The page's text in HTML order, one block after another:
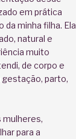
em prática
minha filha. Ela
natural e
muito
de corpo e
gestação, parto,
mulheres,
para a